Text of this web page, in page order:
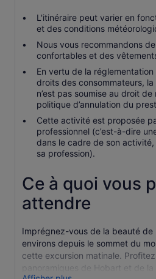
L'itinéraire peut varier en
et des conditions
Nous vous recommandons
confortables et des
En vertu de la
droits des consommateurs,
n’est pas soumise au droit
politique d’annulation du
Cette activité est proposée
professionnel (c’est-à-dire
dans le cadre de son
sa profession).
Ce à quoi vous
attendre
Imprégnez-vous de la beauté de
environs depuis le sommet du
cette excursion matinale.
panoramiques de Hobart et de la